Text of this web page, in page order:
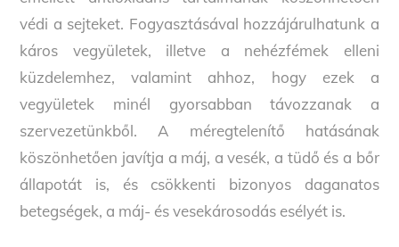
védi a sejteket. Fogyasztásával hozzájárulhatunk a
káros vegyületek, illetve a nehézfémek elleni
küzdelemhez, valamint ahhoz, hogy ezek a
vegyületek minél gyorsabban távozzanak a
szervezetünkből. A méregtelenítő hatásának
köszönhetően javítja a máj, a vesék, a tüdő és a bőr
állapotát is, és csökkenti bizonyos daganatos
betegségek, a máj- és vesekárosodás esélyét is.